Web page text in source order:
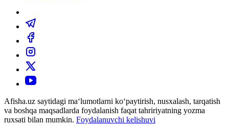
Afisha.uz saytidagi ma‘lumotlarni ko‘paytirish, nusxalash, tarqatish
va boshqa maqsadlarda foydalanish faqat tahririyatning yozma
ruxsati bilan mumkin. Foydalanuvchi kelishuvi